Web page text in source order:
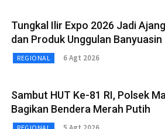
Tungkal Ilir Expo 2026 Jadi
dan Produk Unggulan Banyuasin
REGIONAL 6 Agt 2026
Sambut HUT Ke-81 RI, Polsek
Bagikan Bendera Merah Putih